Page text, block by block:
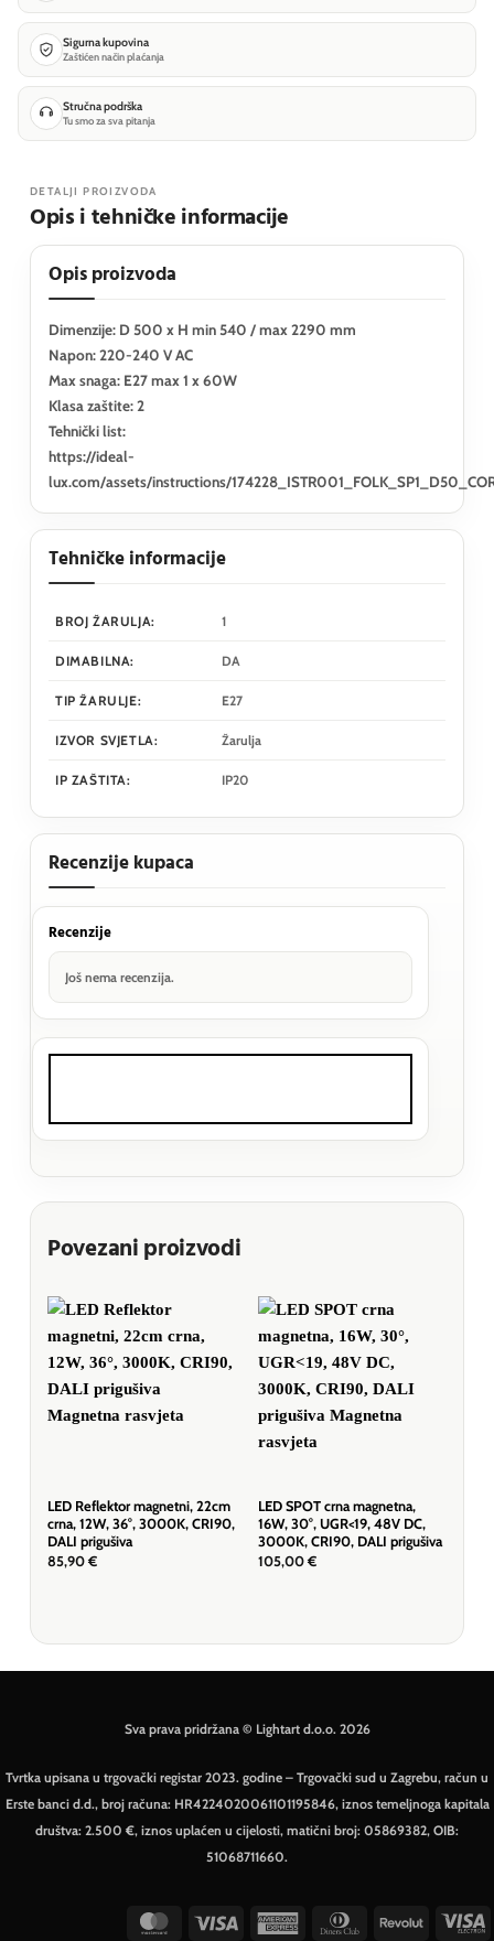
Sigurna kupovina
Zaštićen način plaćanja
Stručna podrška
Tu smo za sva pitanja
DETALJI PROIZVODA
Opis i tehničke informacije
Opis proizvoda
Dimenzije: D 500 x H min 540 / max 2290 mm
Napon: 220-240 V AC
Max snaga: E27 max 1 x 60W
Klasa zaštite: 2
Tehnički list:
https://ideal-
lux.com/assets/instructions/
Tehničke informacije
BROJ ŽARULJA: 1
DIMABILNA: DA
TIP ŽARULJE: E27
IZVOR SVJETLA: Žarulja
IP ZAŠTITA: IP20
Recenzije kupaca
Recenzije
Još nema recenzija.
Povezani proizvodi
LED Reflektor magnetni, 22cm
crna, 12W, 36°, 3000K, CRI90,
DALI prigušiva
85,90 €
LED SPOT crna magnetna,
16W, 30°, UGR<19, 48V DC,
3000K, CRI90, DALI prigušiva
105,00 €
Sva prava pridržana © Lightart d.o.o. 2026
Tvrtka upisana u trgovački registar 2023. godine – Trgovački sud u Zagrebu, račun u
Erste banci d.d., broj računa: HR4224020061101195846, iznos temeljnoga kapitala
društva: 2.500 €, iznos uplaćen u cijelosti, matični broj: 05869382, OIB:
51068711660.
MasterCardVisa
American
Dinners Revolut